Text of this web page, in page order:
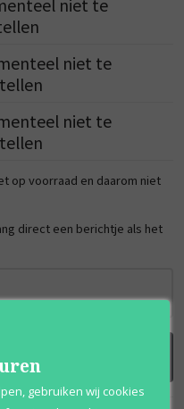
niet te
niet te
op voorraad en daarom niet
direct een berichtje als het
gebruiken wij cookies